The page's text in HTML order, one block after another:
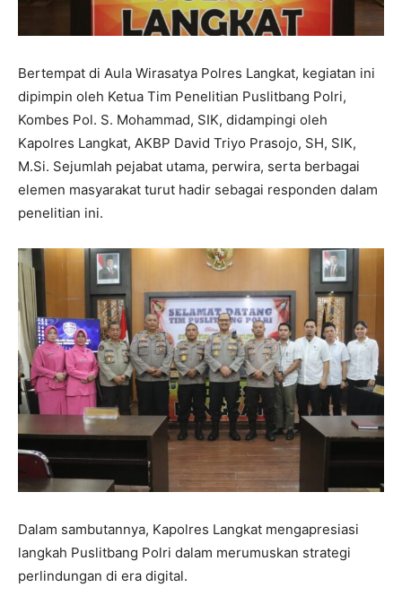
Bertempat di Aula Wirasatya Polres Langkat, kegiatan ini
dipimpin oleh Ketua Tim Penelitian Puslitbang Polri,
Kombes Pol. S. Mohammad, SIK, didampingi oleh
Kapolres Langkat, AKBP David Triyo Prasojo, SH, SIK,
M.Si. Sejumlah pejabat utama, perwira, serta berbagai
elemen masyarakat turut hadir sebagai responden dalam
penelitian ini.
Dalam sambutannya, Kapolres Langkat mengapresiasi
langkah Puslitbang Polri dalam merumuskan strategi
perlindungan di era digital.